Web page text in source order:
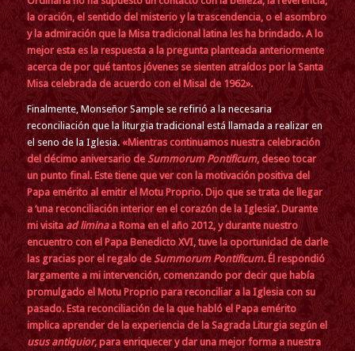
la oración, el sentido del misterio y la trascendencia, o el asombro
y la admiración que la Misa tradicional latina les ha brindado. A lo
mejor esta es la respuesta a la pregunta planteada anteriormente
acerca de por qué tantos jóvenes se sienten atraídos por la Santa
Misa celebrada de acuerdo con el Misal de 1962».
Finalmente, Monseñor Sample se refirió a la necesaria
reconciliación que la liturgia tradicional está llamada a realizar en
el seno de la Iglesia. «Mientras continuamos nuestra celebración
del décimo aniversario de Summorum Pontificum, deseo tocar
un punto final. Este tiene que ver con la motivación positiva del
Papa emérito al emitir el Motu Proprio. Dijo que se trata de llegar
a ‘una reconciliación interior en el corazón de la Iglesia’. Durante
mi visita ad liminaa Roma en el año 2012, y durante nuestro
encuentro con el Papa Benedicto XVI, tuve la oportunidad de darle
las gracias por el regalo de Summorum Pontificum. Él respondió
largamente a mi intervención, comenzando por decir que había
promulgado el Motu Proprio para reconciliar a la Iglesia con su
pasado. Esta reconciliación de la que habló el Papa emérito
implica aprender de la experiencia de la Sagrada Liturgia según el
usus antiquior, para enriquecer y dar una mejor forma a nuestra